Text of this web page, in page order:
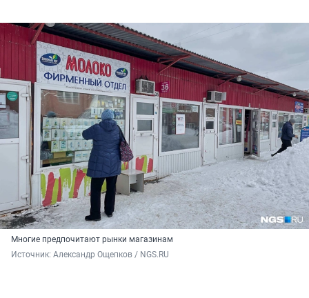
Многие предпочитают рынки магазинам
Источник: Александр Ощепков / NGS.RU